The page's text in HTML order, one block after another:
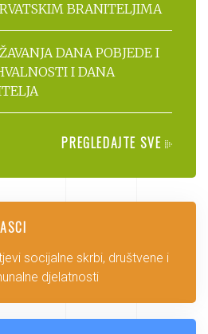
BRANITELJIMA
DANA POBJEDE I
I DANA
PREGLEDAJTE SVE
socijalne skrbi, društvene i
djelatnosti